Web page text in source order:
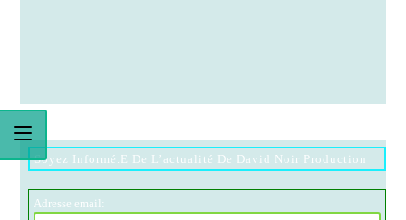
Soyez Informé.e De L’actualité De David Noir Production
Adresse email: